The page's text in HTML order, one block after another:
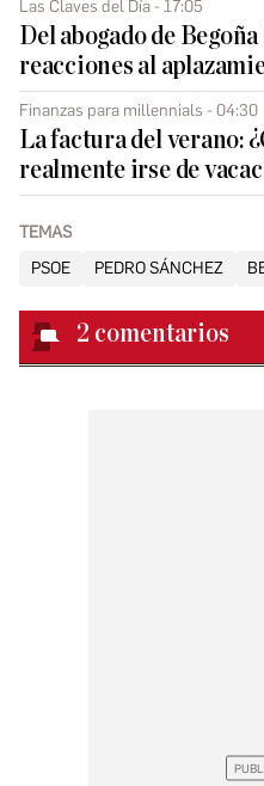
Las Claves del Día - 17:05
Del abogado de
reacciones al
Finanzas para millennials - 04:30
La factura del verano:
realmente irse de
TEMAS
PSOE
PEDRO SÁNCHEZ
2 comentarios